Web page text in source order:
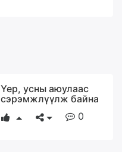
Үер, усны аюулаас
сэрэмжлүүлж байна
0